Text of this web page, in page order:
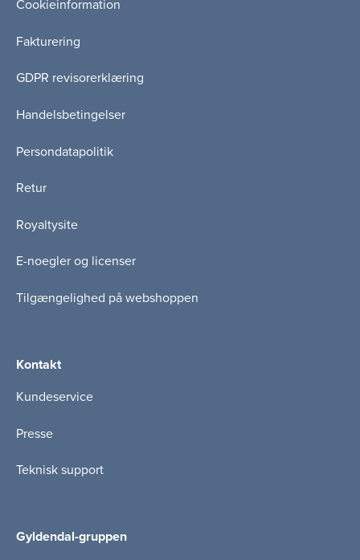
Cookieinformation
Fakturering
GDPR revisorerklæring
Handelsbetingelser
Persondatapolitik
Retur
Royaltysite
E-noegler og licenser
Tilgængelighed på webshoppen
Kontakt
Kundeservice
Presse
Teknisk support
Gyldendal-gruppen